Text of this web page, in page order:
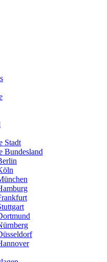
Stadt
Bundesland